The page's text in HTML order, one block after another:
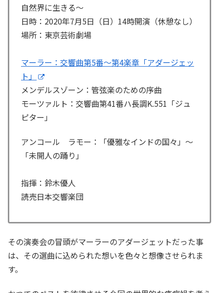
自然界に生きる〜
日時：2020年7月5日（日）14時開演（休憩なし）
場所：東京芸術劇場
マーラー：交響曲第5番〜第4楽章「アダージェッ
ト」
メンデルスゾーン：管弦楽のための序曲
モーツァルト：交響曲第41番ハ長調K.551「ジュ
ピター」
アンコール ラモー：「優雅なインドの国々」〜
「未開人の踊り」
指揮：鈴木優人
読売日本交響楽団
その演奏会の冒頭がマーラーのアダージェットだった事
は、その選曲に込められた想いを色々と想像させられま
す。